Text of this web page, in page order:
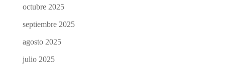
octubre 2025
septiembre 2025
agosto 2025
julio 2025